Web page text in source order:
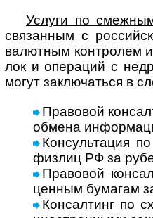
Услуги по
свя­зан­ным с
валют­ным конт­ро­лем
лок и опе­ра­ций с
могут заклю­ча­ться в
Правовой
обмена
Консультация
физ­лиц РФ за
Правовой
цен­ным бума­гам
Консалтинг по